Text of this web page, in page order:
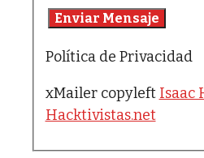
Política de Privacidad
xMailer copyleft Isaac
Hacktivistas.net